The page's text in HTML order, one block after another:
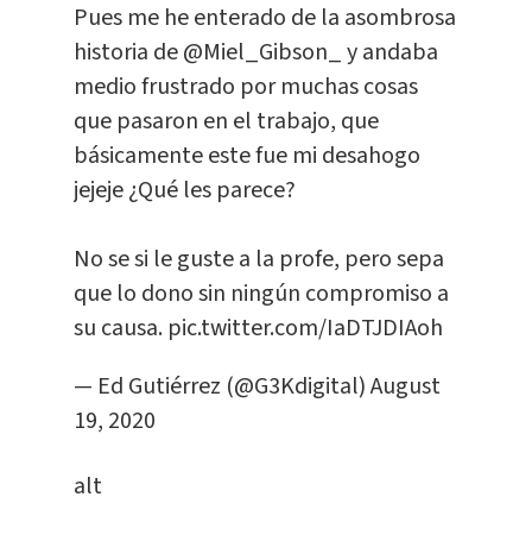
Pues me he enterado de la asombrosa
historia de@Miel_Gibson_y andaba
medio frustrado por muchas cosas
que pasaron en el trabajo, que
básicamente este fue mi desahogo
jejeje ¿Qué les parece?
No se si le guste a la profe, pero sepa
que lo dono sin ningún compromiso a
su causa. pic.twitter.com/IaDTJDIAoh
— Ed Gutiérrez (@G3Kdigital)August
19, 2020
alt